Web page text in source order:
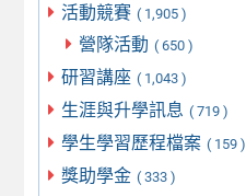
活動競賽 ( 1,905 )
營隊活動 ( 650 )
研習講座 ( 1,043 )
生涯與升學訊息 ( 719 )
學生學習歷程檔案 ( 159 )
獎助學金 ( 333 )